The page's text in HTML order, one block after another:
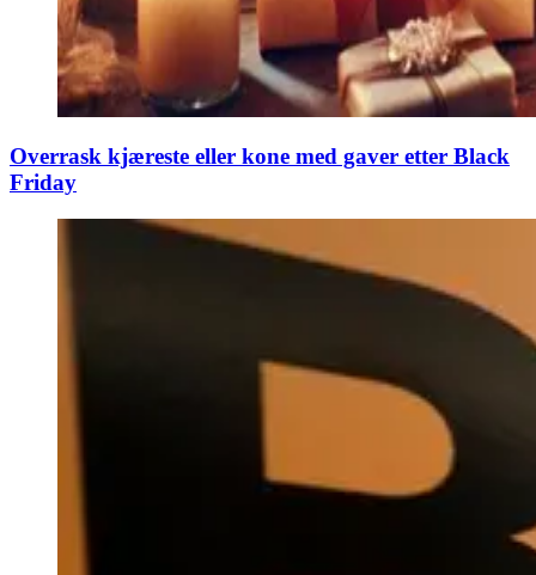
Overrask kjæreste eller kone med gaver etter Black
Friday